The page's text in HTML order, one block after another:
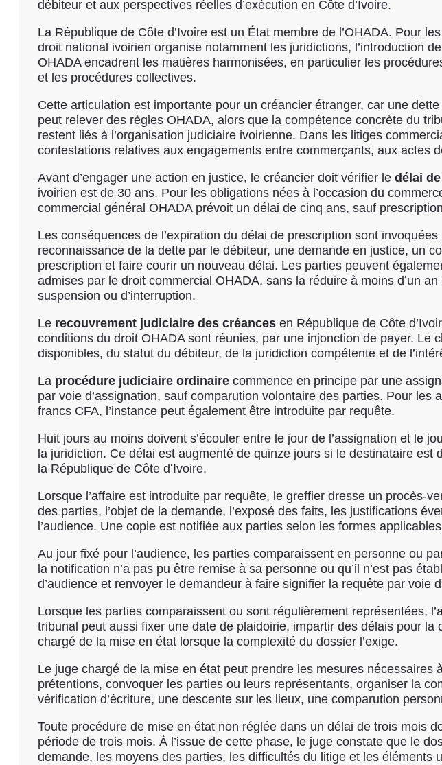
débiteur et aux perspectives réelles d’exécution en Côte d’Ivoire.
La République de Côte d’Ivoire est un État membre de l’OHADA. Pour
droit national ivoirien organise notamment les juridictions, l’introduction
OHADA encadrent les matières harmonisées, en particulier les
et les procédures collectives.
Cette articulation est importante pour un créancier étranger, car une
peut relever des règles OHADA, alors que la compétence concrète du
restent liés à l’organisation judiciaire ivoirienne. Dans les litiges
contestations relatives aux engagements entre commerçants, aux actes
Avant d’engager une action en justice, le créancier doit vérifier ledélai
ivoirien est de 30 ans. Pour les obligations nées à l’occasion du
commercial général OHADA prévoit un délai de cinq ans, sauf
Les conséquences de l’expiration du délai de prescription sont
reconnaissance de la dette par le débiteur, une demande en justice, un
prescription et faire courir un nouveau délai. Les parties peuvent
admises par le droit commercial OHADA, sans la réduire à moins d’un
suspension ou d’interruption.
Le recouvrement judiciaire des créances en République de Côte
conditions du droit OHADA sont réunies, par une injonction de payer.
disponibles, du statut du débiteur, de la juridiction compétente et de
La procédure judiciaire ordinaire commence en principe par une
par voie d’assignation, sauf comparution volontaire des parties. Pour
francs CFA, l’instance peut également être introduite par requête.
Huit jours au moins doivent s’écouler entre le jour de l’assignation et le
la juridiction. Ce délai est augmenté de quinze jours si le destinataire
la République de Côte d’Ivoire.
Lorsque l’affaire est introduite par requête, le greffier dresse un procès-
des parties, l’objet de la demande, l’exposé des faits, les justifications
l’audience. Une copie est notifiée aux parties selon les formes
Au jour fixé pour l’audience, les parties comparaissent en personne ou
la notification n’a pas pu être remise à sa personne ou qu’il n’est pas
d’audience et renvoyer le demandeur à faire signifier la requête par voie
Lorsque les parties comparaissent ou sont régulièrement représentées,
tribunal peut aussi fixer une date de plaidoirie, impartir des délais pour
chargé de la mise en état lorsque la complexité du dossier l’exige.
Le juge chargé de la mise en état peut prendre les mesures
prétentions, convoquer les parties ou leurs représentants, organiser la
vérification d’écriture, une descente sur les lieux, une comparution
Toute procédure de mise en état non réglée dans un délai de trois mois
période de trois mois. À l’issue de cette phase, le juge constate que le
demande, les moyens des parties, les difficultés du litige et les éléments